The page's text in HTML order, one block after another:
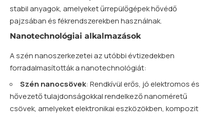
stabil anyagok, amelyeket űrrepülőgépek hővédő
pajzsában és fékrendszerekben használnak.
Nanotechnológiai alkalmazások
A szén nanoszerkezetei az utóbbi évtizedekben
forradalmasították a nanotechnológiát:
Szén nanocsövek: Rendkívül erős, jó elektromos és
hővezető tulajdonságokkal rendelkező nanoméretű
csövek, amelyeket elektronikai eszközökben, kompozit